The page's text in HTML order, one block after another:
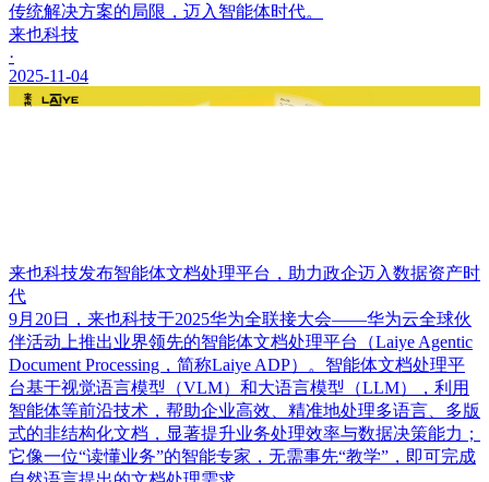
传统解决方案的局限，迈入智能体时代。
来也科技
·
2025-11-04
来也科技发布智能体文档处理平台，助力政企迈入数据资产时
代
9月20日，来也科技于2025华为全联接大会——华为云全球伙
伴活动上推出业界领先的智能体文档处理平台（Laiye Agentic
Document Processing，简称Laiye ADP）。智能体文档处理平
台基于视觉语言模型（VLM）和大语言模型（LLM），利用
智能体等前沿技术，帮助企业高效、精准地处理多语言、多版
式的非结构化文档，显著提升业务处理效率与数据决策能力；
它像一位“读懂业务”的智能专家，无需事先“教学”，即可完成